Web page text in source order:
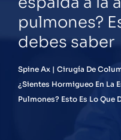
pulmones?
debes saber
Spine Ax | Cirugía De
¿Sientes Hormigueo En La
Pulmones? Esto Es Lo Que